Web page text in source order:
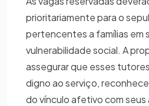
prioritariamente para o
pertencentes a famílias em
vulnerabilidade social. A
assegurar que esses
digno ao serviço,
do vínculo afetivo com seus